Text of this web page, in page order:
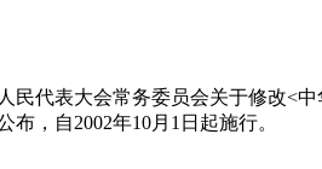
表大会常务委员会关于修改<中
予公布，自2002年10月1日起